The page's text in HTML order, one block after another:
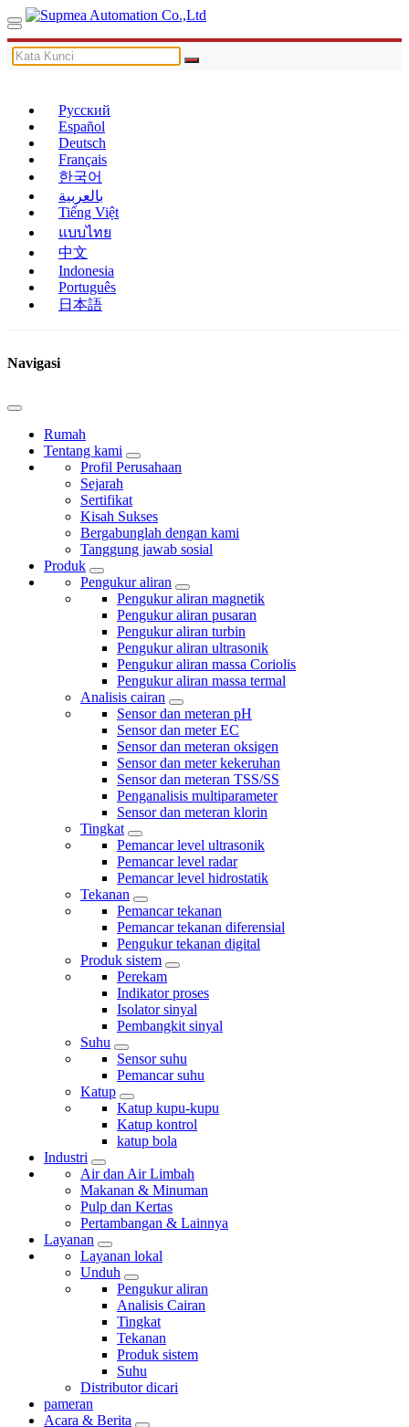
Русский
Español
Deutsch
Français
한국어
بالعربية
Tiếng Việt
แบบไทย
中文
Indonesia
Português
日本語
Navigasi
Rumah
Tentang kami
Profil Perusahaan
Sejarah
Sertifikat
Kisah Sukses
Bergabunglah dengan kami
Tanggung jawab sosial
Produk
Pengukur aliran
Pengukur aliran magnetik
Pengukur aliran pusaran
Pengukur aliran turbin
Pengukur aliran ultrasonik
Pengukur aliran massa Coriolis
Pengukur aliran massa termal
Analisis cairan
Sensor dan meteran pH
Sensor dan meter EC
Sensor dan meteran oksigen
Sensor dan meter kekeruhan
Sensor dan meteran TSS/SS
Penganalisis multiparameter
Sensor dan meteran klorin
Tingkat
Pemancar level ultrasonik
Pemancar level radar
Pemancar level hidrostatik
Tekanan
Pemancar tekanan
Pemancar tekanan diferensial
Pengukur tekanan digital
Produk sistem
Perekam
Indikator proses
Isolator sinyal
Pembangkit sinyal
Suhu
Sensor suhu
Pemancar suhu
Katup
Katup kupu-kupu
Katup kontrol
katup bola
Industri
Air dan Air Limbah
Makanan & Minuman
Pulp dan Kertas
Pertambangan & Lainnya
Layanan
Layanan lokal
Unduh
Pengukur aliran
Analisis Cairan
Tingkat
Tekanan
Produk sistem
Suhu
Distributor dicari
pameran
Acara & Berita